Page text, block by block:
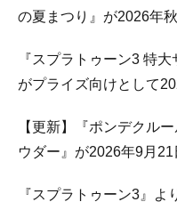
の夏まつり』が2026年
『スプラトゥーン3 特
がプライズ向けとして
【更新】『ポンデクル
ウダー』が2026年9月21
『スプラトゥーン3』